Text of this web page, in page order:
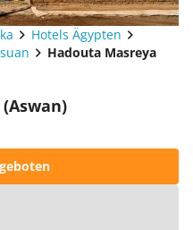
Hotels Ägypten
Hadouta Masreya